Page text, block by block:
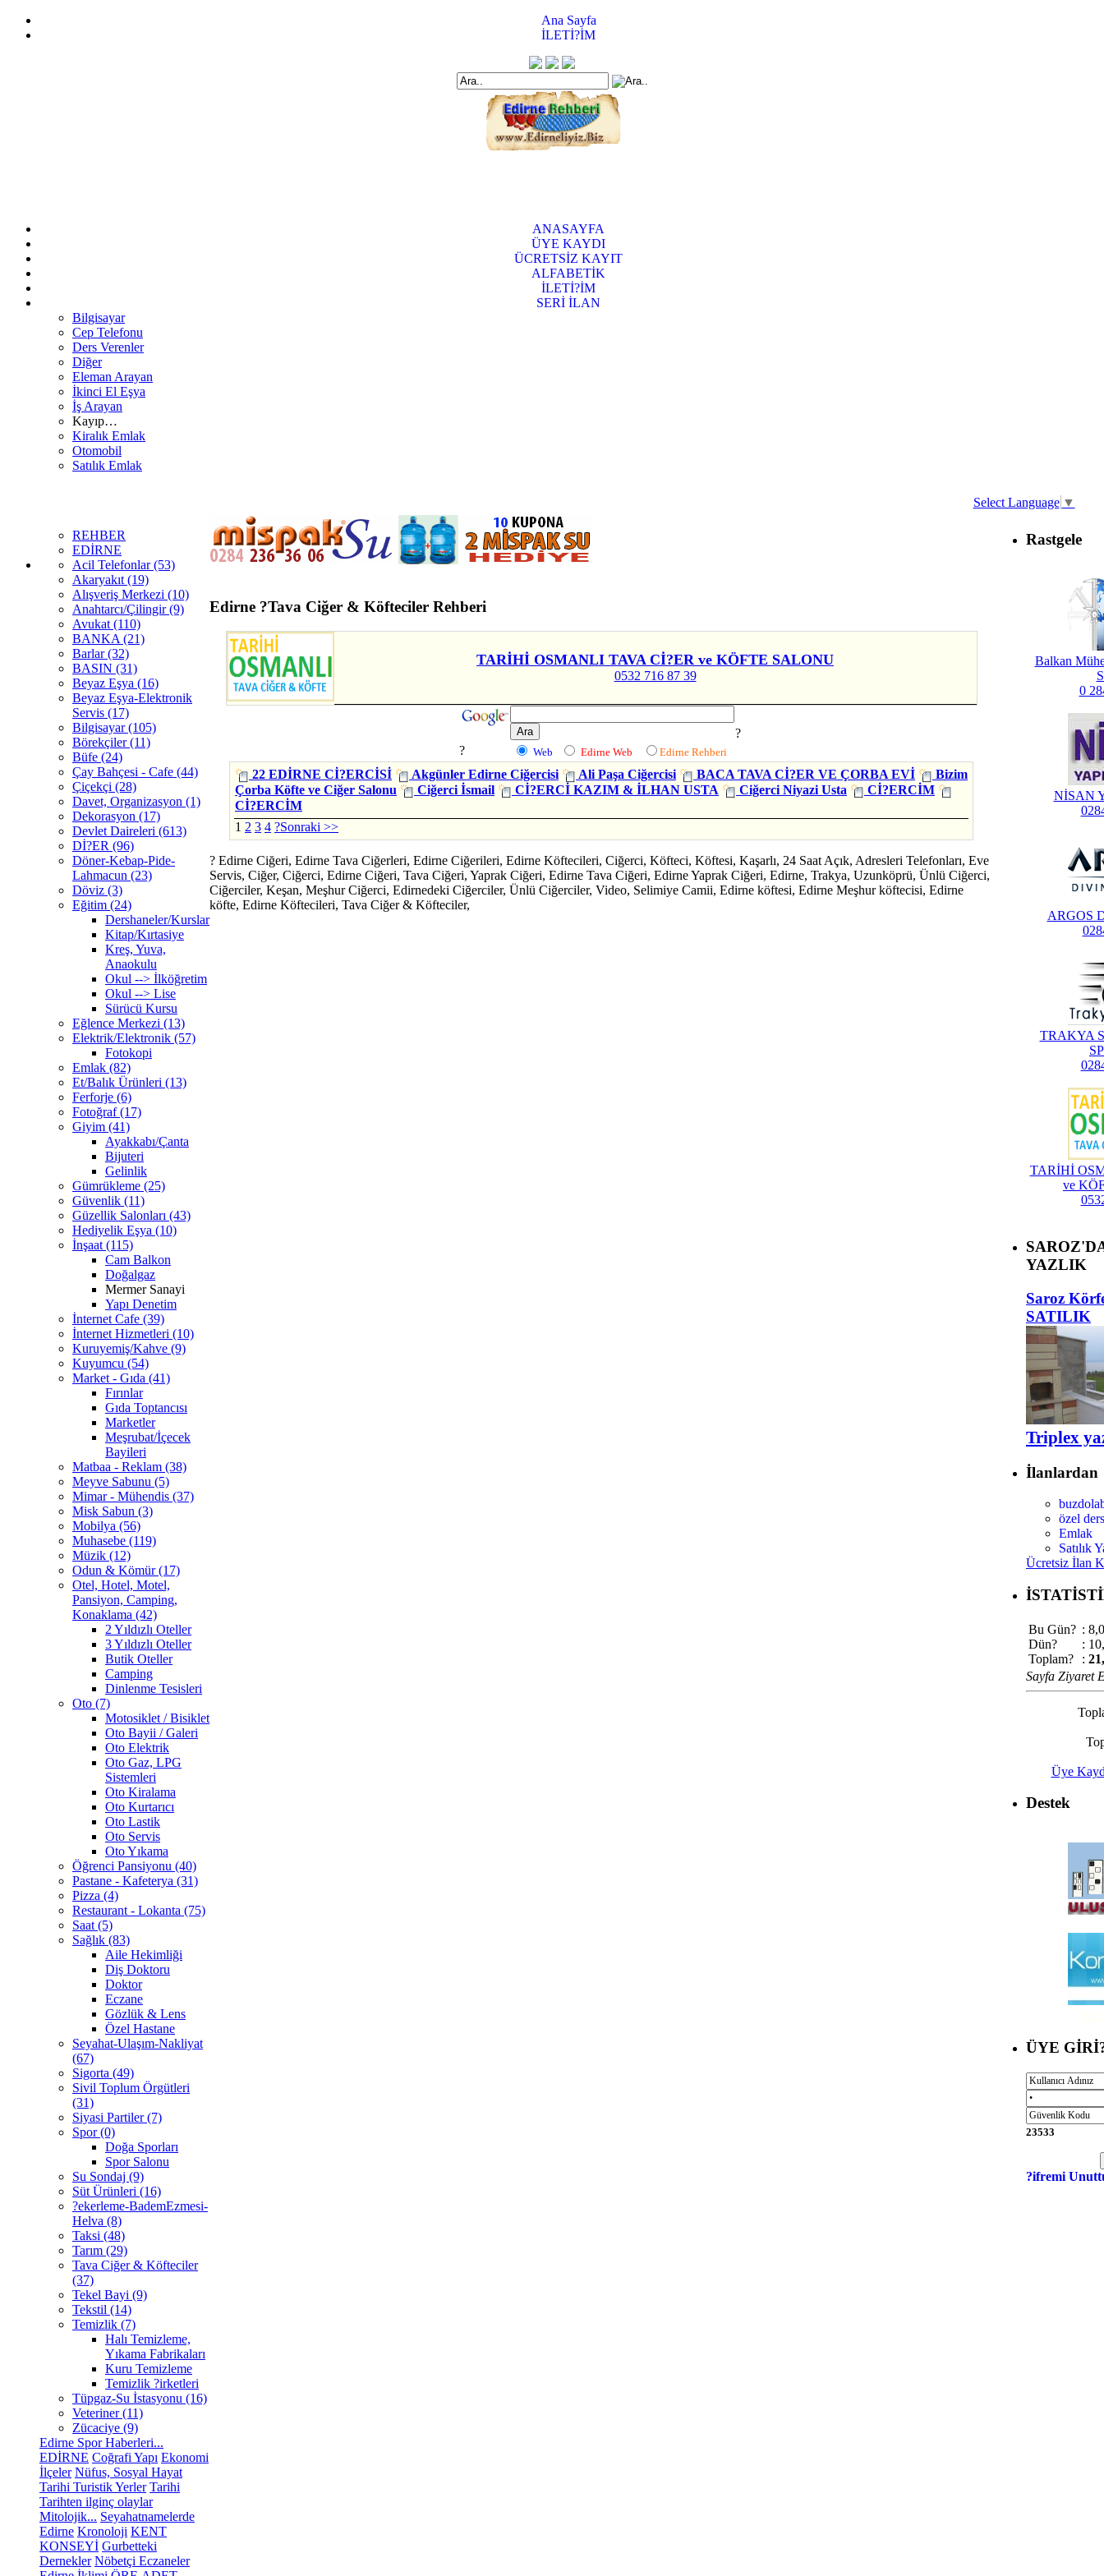
Ana Sayfa
İLETİ?İM
ANASAYFA
ÜYE KAYDI
ÜCRETSİZ KAYIT
ALFABETİK
İLETİ?İM
SERİ İLAN
Bilgisayar
Cep Telefonu
Ders Verenler
Diğer
Eleman Arayan
İkinci El Eşya
İş Arayan
Kayıp…
Kiralık Emlak
Otomobil
Satılık Emlak
Select Language ▼
REHBER
EDİRNE
Acil Telefonlar (53)
Akaryakıt (19)
Alışveriş Merkezi (10)
Anahtarcı/Çilingir (9)
Avukat (110)
BANKA (21)
Barlar (32)
BASIN (31)
Beyaz Eşya (16)
Beyaz Eşya-Elektronik
Servis (17)
Bilgisayar (105)
Börekçiler (11)
Büfe (24)
Çay Bahçesi - Cafe (44)
Çiçekçi (28)
Davet, Organizasyon (1)
Dekorasyon (17)
Devlet Daireleri (613)
Dİ?ER (96)
Döner-Kebap-Pide-
Lahmacun (23)
Döviz (3)
Eğitim (24)
Dershaneler/Kurslar
Kitap/Kırtasiye
Kreş, Yuva,
Anaokulu
Okul --> İlköğretim
Okul --> Lise
Sürücü Kursu
Eğlence Merkezi (13)
Elektrik/Elektronik (57)
Fotokopi
Emlak (82)
Et/Balık Ürünleri (13)
Ferforje (6)
Fotoğraf (17)
Giyim (41)
Ayakkabı/Çanta
Bijuteri
Gelinlik
Gümrükleme (25)
Güvenlik (11)
Güzellik Salonları (43)
Hediyelik Eşya (10)
İnşaat (115)
Cam Balkon
Doğalgaz
Mermer Sanayi
Yapı Denetim
İnternet Cafe (39)
İnternet Hizmetleri (10)
Kuruyemiş/Kahve (9)
Kuyumcu (54)
Market - Gıda (41)
Fırınlar
Gıda Toptancısı
Marketler
Meşrubat/İçecek
Bayileri
Matbaa - Reklam (38)
Meyve Sabunu (5)
Mimar - Mühendis (37)
Misk Sabun (3)
Mobilya (56)
Muhasebe (119)
Müzik (12)
Odun & Kömür (17)
Otel, Hotel, Motel,
Pansiyon, Camping,
Konaklama (42)
2 Yıldızlı Oteller
3 Yıldızlı Oteller
Butik Oteller
Camping
Dinlenme Tesisleri
Oto (7)
Motosiklet / Bisiklet
Oto Bayii / Galeri
Oto Elektrik
Oto Gaz, LPG
Sistemleri
Oto Kiralama
Oto Kurtarıcı
Oto Lastik
Oto Servis
Oto Yıkama
Öğrenci Pansiyonu (40)
Pastane - Kafeterya (31)
Pizza (4)
Restaurant - Lokanta (75)
Saat (5)
Sağlık (83)
Aile Hekimliği
Diş Doktoru
Doktor
Eczane
Gözlük & Lens
Özel Hastane
Seyahat-Ulaşım-Nakliyat
(67)
Sigorta (49)
Sivil Toplum Örgütleri
(31)
Siyasi Partiler (7)
Spor (0)
Doğa Sporları
Spor Salonu
Su Sondaj (9)
Süt Ürünleri (16)
?ekerleme-BademEzmesi-
Helva (8)
Taksi (48)
Tarım (29)
Tava Ciğer & Köfteciler
(37)
Tekel Bayi (9)
Tekstil (14)
Temizlik (7)
Halı Temizleme,
Yıkama Fabrikaları
Kuru Temizleme
Temizlik ?irketleri
Tüpgaz-Su İstasyonu (16)
Veteriner (11)
Zücaciye (9)
Edirne Spor Haberleri...
EDİRNE Coğrafi Yapı Ekonomi
İlçeler Nüfus, Sosyal Hayat
Tarihi Turistik Yerler Tarihi
Tarihten ilginç olaylar
Mitolojik... Seyahatnamelerde
Edirne Kronoloji KENT
KONSEYİ Gurbetteki
Dernekler Nöbetçi Eczaneler
Edirne ?Tava Ciğer & Köfteciler Rehberi
TARİHİ OSMANLI TAVA Cİ?ER ve KÖFTE SALONU
0532 716 87 39
?
?
Web Edirne Web Edirne Rehberi
22 EDİRNE Cİ?ERCİSİ Akgünler Edirne Ciğercisi Ali Paşa Ciğercisi BACA TAVA Cİ?ER VE ÇORBA EVİ
Bizim
Çorba Köfte ve Ciğer Salonu
Ciğerci İsmail Cİ?ERCİ KAZIM & İLHAN USTA Ciğerci Niyazi Usta
Cİ?ERCİM
Cİ?ERCİM
1 2 3 4 ?Sonraki >>
? Edirne Ciğeri, Edirne Tava Ciğerleri, Edirne Ciğerileri, Edirne Köftecileri, Ciğerci, Köfteci, Köftesi, Kaşarlı, 24 Saat Açık, Adresleri Telefonları, Eve
Servis, Ciğer, Ciğerci, Edirne Ciğeri, Tava Ciğeri, Yaprak Ciğeri, Edirne Tava Ciğeri, Edirne Yaprak Ciğeri, Edirne, Trakya, Uzunköprü, Ünlü Ciğerci,
Ciğerciler, Keşan, Meşhur Ciğerci, Edirnedeki Ciğerciler, Ünlü Ciğerciler, Video, Selimiye Camii, Edirne köftesi, Edirne Meşhur köftecisi, Edirne
köfte, Edirne Köftecileri, Tava Ciğer & Köfteciler,
Rastgele
Balkan
0
NİSAN
ARGOS
TRAKYA
TARİHİ
ve
YAZLIK
Saroz
SATILIK
Triplex
İlanlardan
özel ders
Emlak
Satılık
Ücretsiz İlan
Bu Gün?
Dün?
Toplam?
:
:
:
Sayfa Ziyaret
Üye
Destek
ÜYE
23533
?ifremi